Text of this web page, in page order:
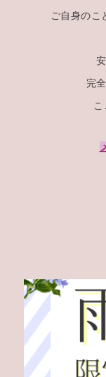
ご自身のこ
完
こ